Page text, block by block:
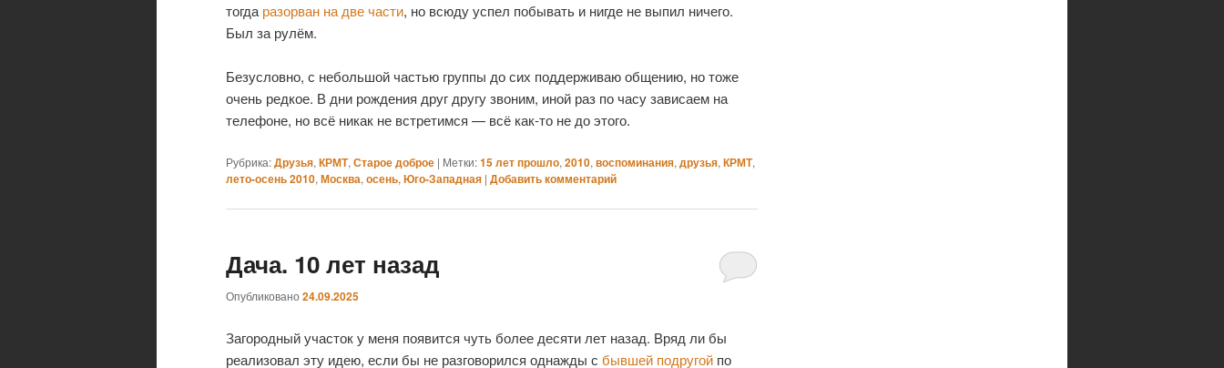
тогда разорван на две части, но всюду успел побывать и нигде не выпил ничего.
Был за рулём.
Безусловно, с небольшой частью группы до сих поддерживаю общению, но тоже
очень редкое. В дни рождения друг другу звоним, иной раз по часу зависаем на
телефоне, но всё никак не встретимся — всё как-то не до этого.
Рубрика:Друзья, КРМТ, Старое доброе | Метки:15 лет прошло, 2010, воспоминания, друзья, КРМТ,
лето-осень 2010, Москва, осень, Юго-Западная | Добавить комментарий
Дача. 10 лет назад
Опубликовано 24.09.2025
Загородный участок у меня появится чуть более десяти лет назад. Вряд ли бы
реализовал эту идею, если бы не разговорился однажды с бывшей подругой по